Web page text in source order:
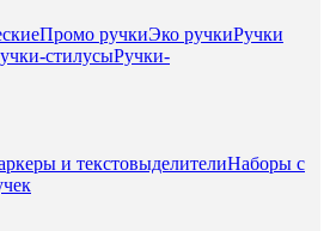
Промо ручкиЭко ручкиРучки
стилусыРучки-
и текстовыделителиНаборы с